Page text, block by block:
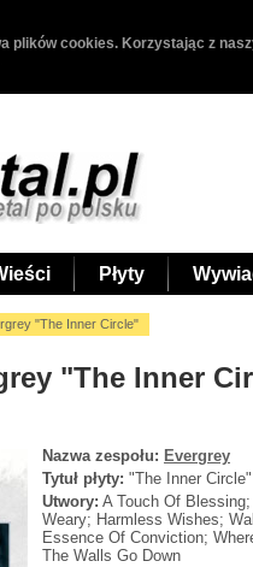
plików cookies. Korzystając z
Płyty
"The Inner Circle"
"The Inner
Nazwa zespołu: Evergrey
Tytuł płyty: "The Inner Circle"
Utwory: A Touch Of
Weary; Harmless Wishes;
Essence Of Conviction;
The Walls Go Down